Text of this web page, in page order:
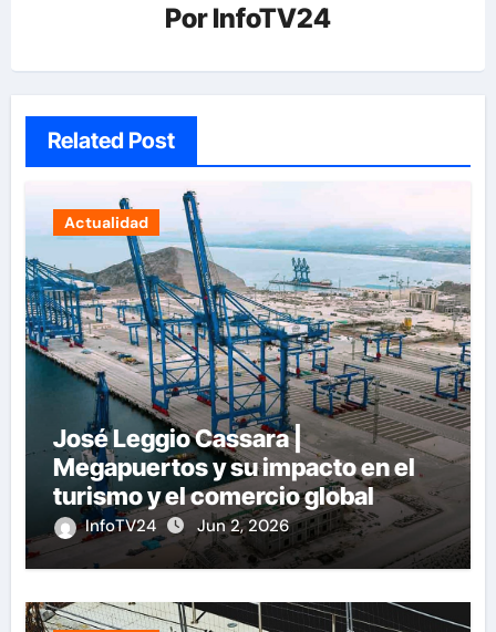
PorInfoTV24
Related Post
Actualidad
José Leggio Cassara |
Megapuertos y su impacto en el
turismo y el comercio global
InfoTV24 Jun 2, 2026